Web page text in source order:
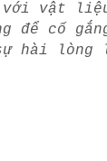
với vật
để cố
hài